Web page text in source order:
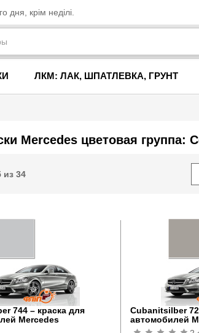
крім неділі.
ЛКМ: ЛАК, ШПАТЛЕВКА, ГРУНТ
Mercedes цветовая группа:
из 34
744 – краска для
Mercedes
Cubanitsilber
автомобилей